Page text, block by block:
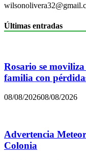
Últimas entradas
Rosario se
familia con
08/08/202608/08/2026
Advertencia
Colonia